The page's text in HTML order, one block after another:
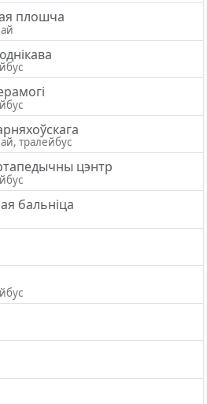
плошча
тралейбус
цэнтр
бальніца